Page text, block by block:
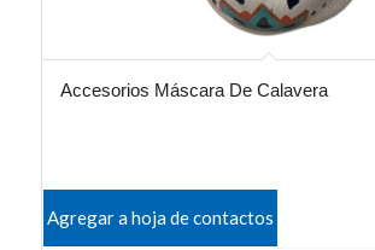
Accesorios Máscara De Calavera
Agregar a hoja de contactos